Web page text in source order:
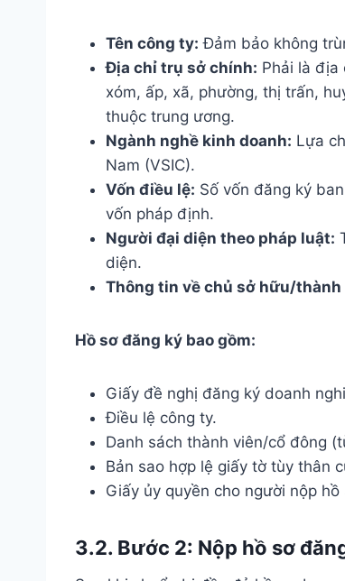
Tên công ty: Đảm bảo không
Địa chỉ trụ sở chính: Phải là địa
xóm, ấp, xã, phường, thị trấn,
thuộc trung ương.
Ngành nghề kinh doanh: Lựa
Nam (VSIC).
Vốn điều lệ: Số vốn đăng ký
vốn pháp định.
Người đại diện theo pháp luật:
diện.
Thông tin về chủ sở hữu/
Hồ sơ đăng ký bao gồm:
Giấy đề nghị đăng ký doanh
Điều lệ công ty.
Danh sách thành viên/cổ đông
Bản sao hợp lệ giấy tờ tùy thân
Giấy ủy quyền cho người nộp
3.2. Bước 2: Nộp hồ sơ